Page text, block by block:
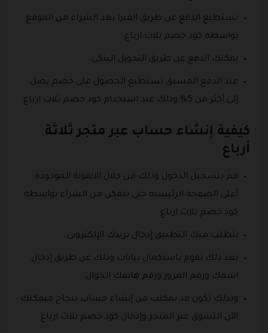
تستطيع الدفع عن طريق الفيزا بعد الشراء من الموقع
بواسطة كود خصم ثلاث ارباع.
يمكنك الدفع عن طريق التحويل البنكي.
عند الدفع المسبق تستطيع الحصول على خصم يصل
إلى أكثر من 5% وذلك عند استخدام كود خصم ثلاث ارباع.
كيفية إنشاء حساب عبر متجر ثلاثة
أرباع
قم بتسجيل الدخول وذلك من خلال الايقونة الموجودة
أعلى الصفحة الرئيسية حتى تتمكن من الشراء بواسطة
كود خصم ثلاث ارباع.
يتطلب منك التطبيق إدخال بريدك الإلكتروني.
بعد ذلك تقوم باستكمال بيانات وذلك عن طريق إدخال
اسمك ورقم المرور ورقم هاتفك الجوال.
وبذلك تكون قد تمكنت من إنشاء حساب بنجاح فيمكنك
الآن التسوق عبر المتجر وإدخال كود خصم ثلاث ارباع.